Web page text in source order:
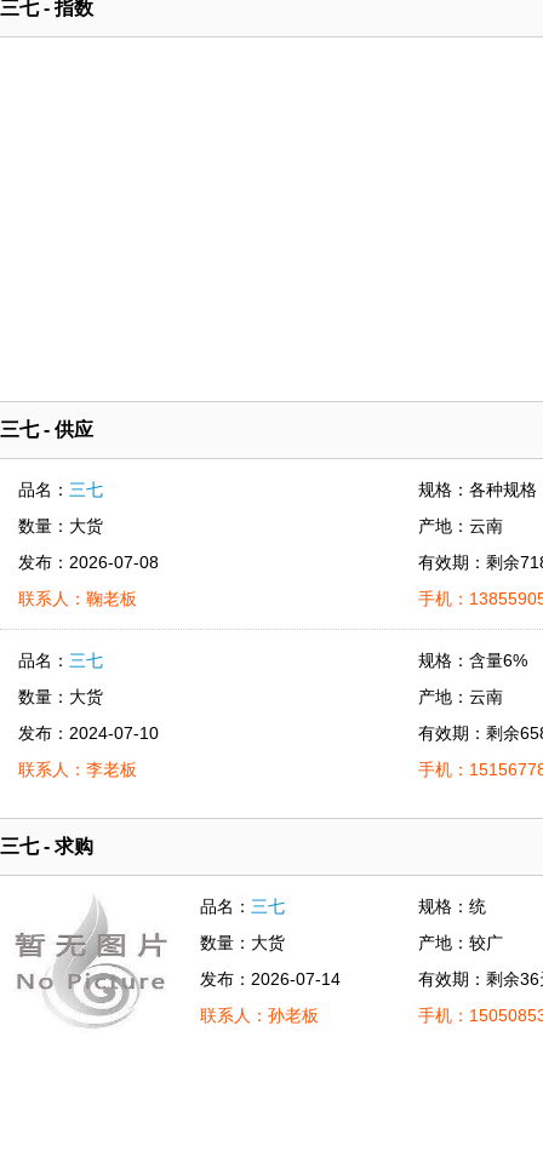
三七 - 指数
三七 - 供应
品名： 三七
数量：大货
发布：2026-07-08
联系人：鞠老板
规格：各种规格
产地：云南
有效期：剩余
手机：
品名： 三七
数量：大货
发布：2024-07-10
联系人：李老板
规格：含量6%
产地：云南
有效期：剩余
手机：
三七 - 求购
品名： 三七
数量：大货
发布：2026-07-14
联系人：孙老板
规格：统
产地：较广
有效期：剩余36
手机：